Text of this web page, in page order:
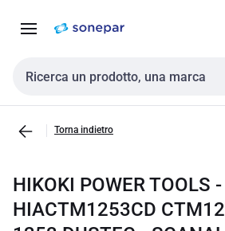
navigazione alla
Cerca input
Torna indietro
HIKOKI POWER TOOLS -
HIACTM1253CD